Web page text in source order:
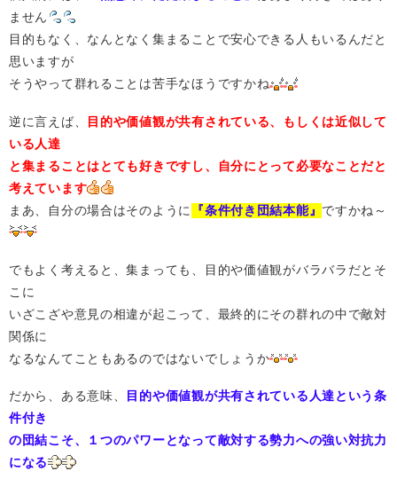
ません
目的もなく、なんとなく集まることで安心できる人もいるんだと
思いますが
そうやって群れることは苦手なほうですかね
逆に言えば、
目的や価値観が共有されている、もしくは近似して
いる人達
と集まることはとても好きですし、自分にとって必要なことだと
考えています
まあ、自分の場合はそのように 『条件付き団結本能』 ですかね～
でもよく考えると、集まっても、目的や価値観がバラバラだとそ
こに
いざこざや意見の相違が起こって、最終的にその群れの中で敵対
関係に
なるなんてこともあるのではないでしょうか
だから、ある意味、
目的や価値観が共有されている人達という条
件付き
の団結こそ、１つのパワーとなって敵対する勢力への強い対抗力
になる